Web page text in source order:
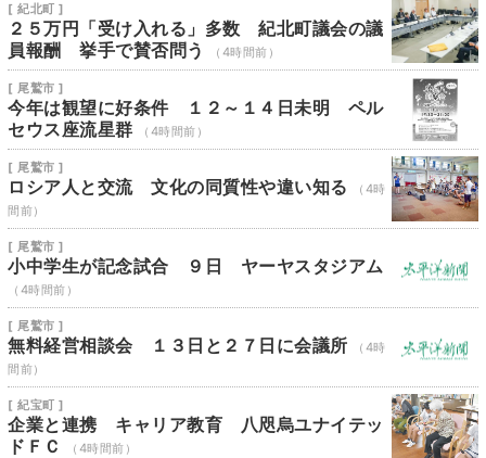
[ 紀北町 ]
２５万円「受け入れる」多数 紀北町議会の議
員報酬 挙手で賛否問う
（4時間前）
[ 尾鷲市 ]
今年は観望に好条件 １２～１４日未明 ペル
セウス座流星群
（4時間前）
[ 尾鷲市 ]
ロシア人と交流 文化の同質性や違い知る
（4時
間前）
[ 尾鷲市 ]
小中学生が記念試合 ９日 ヤーヤスタジアム
（4時間前）
[ 尾鷲市 ]
無料経営相談会 １３日と２７日に会議所
（4時
間前）
[ 紀宝町 ]
企業と連携 キャリア教育 八咫烏ユナイテッ
ドＦＣ
（4時間前）